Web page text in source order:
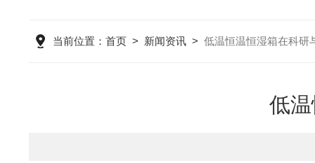
当前位置： 首页> 新闻资讯> 低温恒温恒湿箱在科研
低